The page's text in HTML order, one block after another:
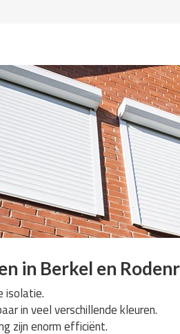
in Berkel en
isolatie.
in veel verschillende kleuren.
zijn enorm efficiënt.